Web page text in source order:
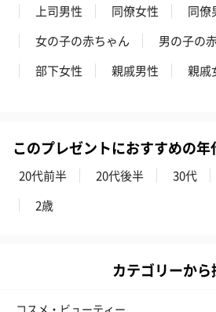
フラッグカプセル：イ
フラッグカプ
おつまみ・その他
お酒にぴったりのおつまみ・サプリを同
上司男性
同僚女性
同僚
女の子の赤ちゃん
男の子の
部下女性
親戚男性 親戚
このプレゼントにおすすめの年
20代前半 20代後半 30代
2歳
カテゴリーから
コスメ・ビューティー